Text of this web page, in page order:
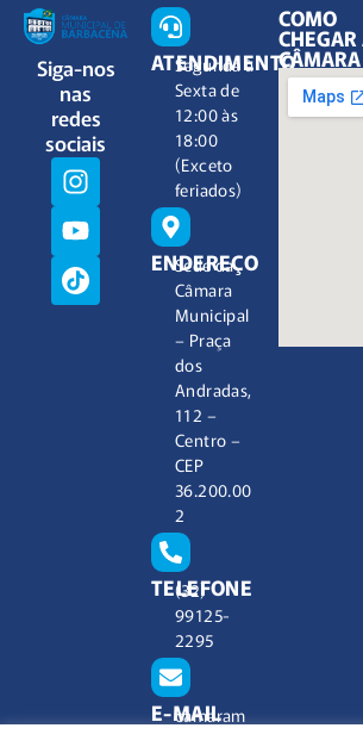
Siga-nos
nas
redes
sociais
ATENDIMENTO
Segunda à
Sexta de
12:00 às
18:00
(Exceto
feriados)
ENDEREÇO
Sede da
Câmara
Municipal
– Praça
dos
Andradas,
112 –
Centro –
CEP
36.200.00
2
TELEFONE
(32)
99125-
2295
E-MAIL
camaram
COMO
CHEGAR
CÂMARA